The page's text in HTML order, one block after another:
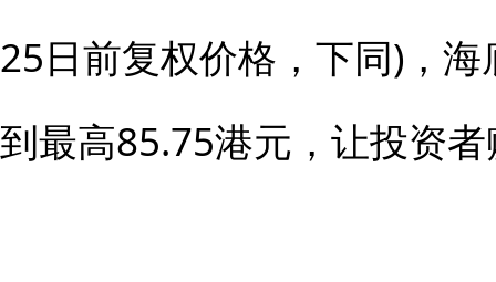
25日前复权价格，下同)，
到最高85.75港元，让投资